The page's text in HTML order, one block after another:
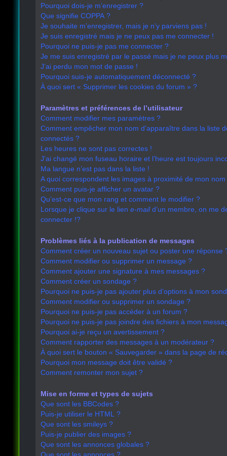
Pourquoi dois-je m’enregistrer ?
Que signifie COPPA ?
Je souhaite m’enregistrer, mais je n’y parviens pas !
Je suis enregistré mais je ne peux pas me connecter !
Pourquoi ne puis-je pas me connecter ?
Je me suis enregistré par le passé mais je ne peux plus
J’ai perdu mon mot de passe !
Pourquoi suis-je automatiquement déconnecté ?
À quoi sert « Supprimer les cookies du forum » ?
Paramètres et préférences de l’utilisateur
Comment modifier mes paramètres ?
Comment empêcher mon nom d’apparaître dans la liste
connectés ?
Les heures ne sont pas correctes !
J’ai changé mon fuseau horaire et l’heure est toujours
Ma langue n’est pas dans la liste !
A quoi correspondent les images à proximité de mon nom
Comment puis-je afficher un avatar ?
Qu’est-ce que mon rang et comment le modifier ?
Lorsque je clique sur le lien e-maild’un membre, on me
connecter !?
Problèmes liés à la publication de messages
Comment créer un nouveau sujet ou poster une réponse
Comment modifier ou supprimer un message ?
Comment ajouter une signature à mes messages ?
Comment créer un sondage ?
Pourquoi ne puis-je pas ajouter plus d’options à mon
Comment modifier ou supprimer un sondage ?
Pourquoi ne puis-je pas accéder à un forum ?
Pourquoi ne puis-je pas joindre des fichiers à mon
Pourquoi ai-je reçu un avertissement ?
Comment rapporter des messages à un modérateur ?
À quoi sert le bouton « Sauvegarder » dans la page de
Pourquoi mon message doit être validé ?
Comment remonter mon sujet ?
Mise en forme et types de sujets
Que sont les BBCodes ?
Puis-je utiliser le HTML ?
Que sont les smileys ?
Puis-je publier des images ?
Que sont les annonces globales ?
Que sont les annonces ?